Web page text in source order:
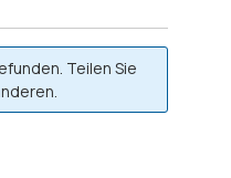
Teilen Sie